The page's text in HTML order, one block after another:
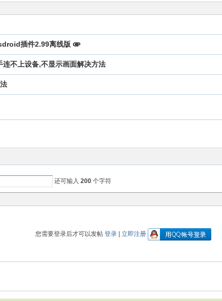
插件2.99离线版
不上设备,不显示画面解决方法
还可输入200 个字符
您需要登录后才可以发帖登录 |立即注册